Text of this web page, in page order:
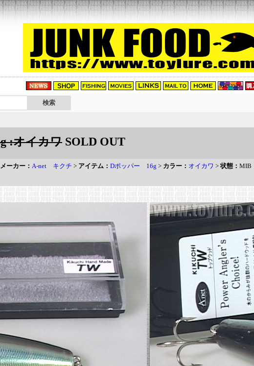
:オイカワ SOLD OUT
メーカー： A-net キクチ > アイテム： Dポッパー 16g > カラー： オイカワ >状態： MIB